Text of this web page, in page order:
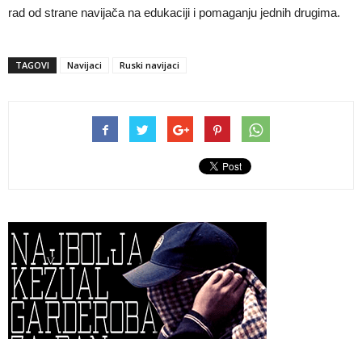
rad od strane navijača na edukaciji i pomaganju jednih drugima.
TAGOVI Navijaci Ruski navijaci